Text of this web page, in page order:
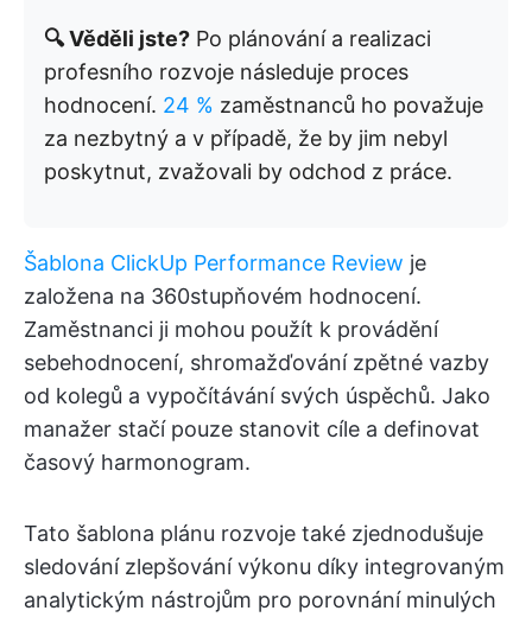
🔍 Věděli jste? Po plánování a realizaci
profesního rozvoje následuje proces
hodnocení. 24 % zaměstnanců ho považuje
za nezbytný a v případě, že by jim nebyl
poskytnut, zvažovali by odchod z práce.
Šablona ClickUp Performance Review je
založena na 360stupňovém hodnocení.
Zaměstnanci ji mohou použít k provádění
sebehodnocení, shromažďování zpětné vazby
od kolegů a vypočítávání svých úspěchů. Jako
manažer stačí pouze stanovit cíle a definovat
časový harmonogram.
Tato šablona plánu rozvoje také zjednodušuje
sledování zlepšování výkonu díky integrovaným
analytickým nástrojům pro porovnání minulých